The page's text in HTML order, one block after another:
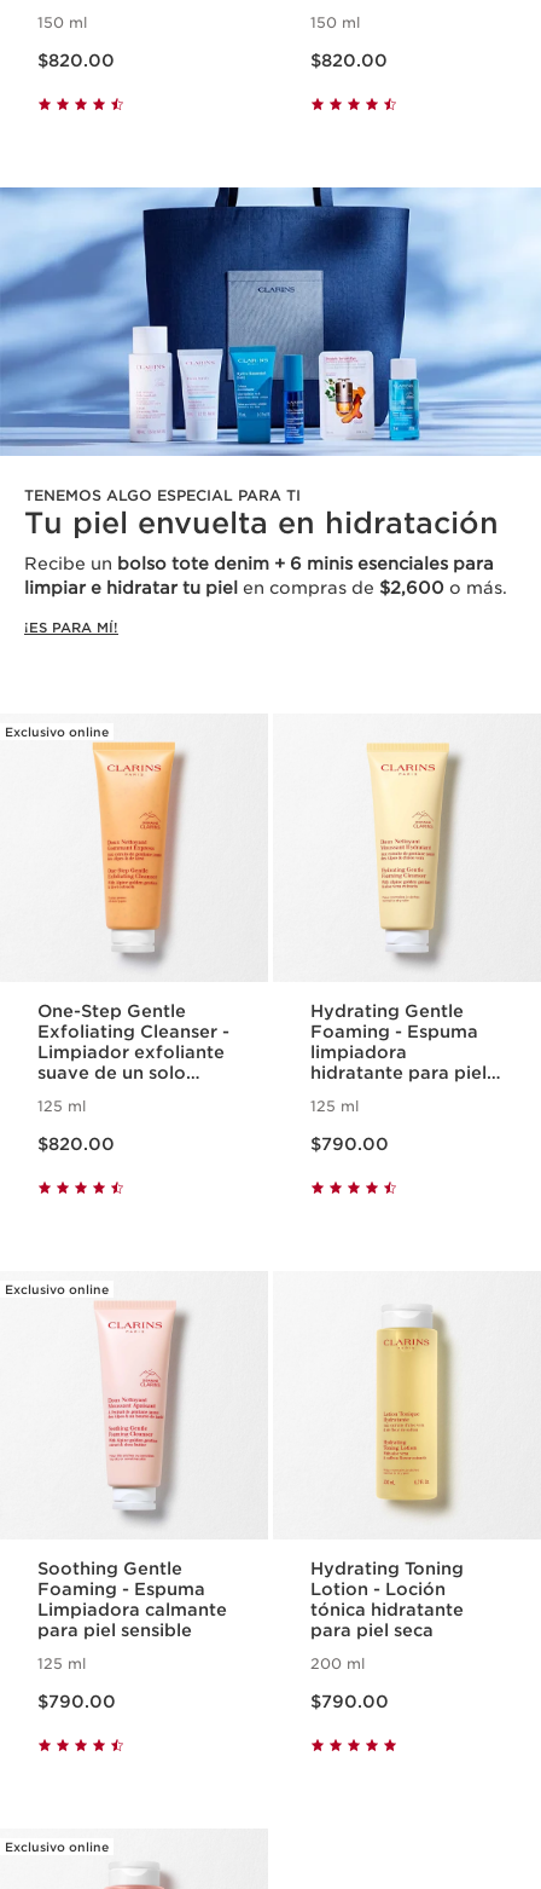
150 ml
$820.00
150 ml
$820.00
TENEMOS ALGO ESPECIAL PARA TI
Tu piel envuelta en hidratación
Recibe un bolso tote denim + 6 minis esenciales para
limpiar e hidratar tu piel en compras de $2,600 o más.
¡ES PARA MÍ!
Exclusivo online
One-Step Gentle
Exfoliating Cleanser -
Limpiador exfoliante
suave de un solo
de piel
125 ml
$820.00
Hydrating Gentle
Foaming - Espuma
limpiadora
hidratante para piel
125 ml
$790.00
Exclusivo online
Soothing Gentle
Foaming - Espuma
Limpiadora calmante
para piel sensible
125 ml
$790.00
Hydrating Toning
Lotion - Loción
tónica hidratante
para piel seca
200 ml
$790.00
Exclusivo online